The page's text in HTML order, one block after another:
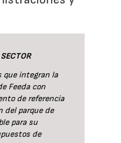
que integran la
Feeda con
de referencia
del parque de
para su
de